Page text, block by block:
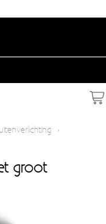
›
groot